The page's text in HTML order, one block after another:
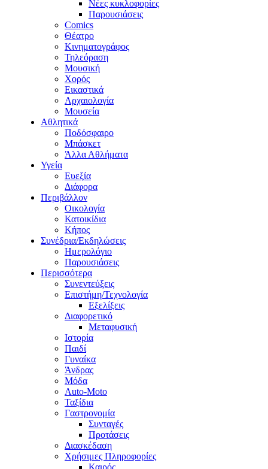
Νέες κυκλοφορίες
Παρουσιάσεις
Comics
Θέατρο
Κινηματογράφος
Τηλεόραση
Μουσική
Χορός
Εικαστικά
Αρχαιολογία
Μουσεία
Αθλητικά
Ποδόσφαιρο
Μπάσκετ
Άλλα Αθλήματα
Υγεία
Ευεξία
Διάφορα
Περιβάλλον
Οικολογία
Κατοικίδια
Κήπος
Συνέδρια/Εκδηλώσεις
Ημερολόγιο
Παρουσιάσεις
Περισσότερα
Συνεντεύξεις
Επιστήμη/Τεχνολογία
Εξελίξεις
Διαφορετικό
Μεταφυσική
Ιστορία
Παιδί
Γυναίκα
Άνδρας
Μόδα
Auto-Moto
Ταξίδια
Γαστρονομία
Συνταγές
Προτάσεις
Διασκέδαση
Χρήσιμες Πληροφορίες
Καιρός